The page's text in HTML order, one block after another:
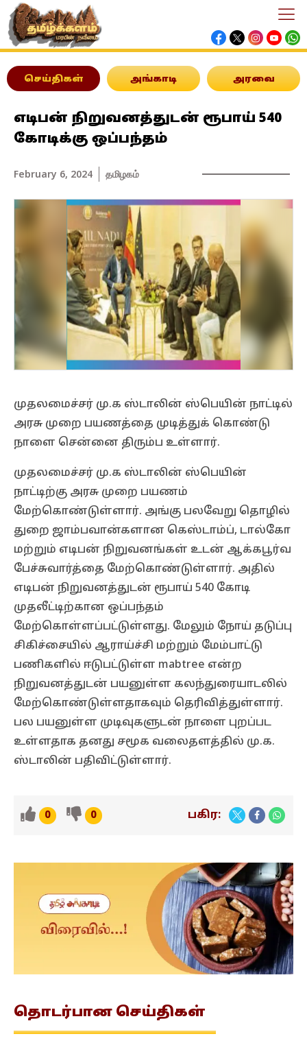
செய்திகள் அங்காடி அரவை
எடிபன் நிறுவனத்துடன் ரூபாய் 540
கோடிக்கு ஒப்பந்தம்
February 6, 2024 தமிழகம்
முதலமைச்சர் மு.க ஸ்டாலின் ஸ்பெயின் நாட்டில்
அரசு முறை பயணத்தை முடித்துக் கொண்டு
நாளை சென்னை திரும்ப உள்ளார்.
முதலமைச்சர் மு.க ஸ்டாலின் ஸ்பெயின்
நாட்டிற்கு அரசு முறை பயணம்
மேற்கொண்டுள்ளார். அங்கு பலவேறு தொழில்
துறை ஜாம்பவான்களான கெஸ்டாம்ப், டால்கோ
மற்றும் எடிபன் நிறுவனங்கள் உடன் ஆக்கபூர்வ
பேச்சுவார்த்தை மேற்கொண்டுள்ளார். அதில்
எடிபன் நிறுவனத்துடன் ரூபாய் 540 கோடி
முதலீட்டிற்கான ஒப்பந்தம்
மேற்கொள்ளப்பட்டுள்ளது. மேலும் நோய் தடுப்பு
சிகிச்சையில் ஆராய்ச்சி மற்றும் மேம்பாட்டு
பணிகளில் ஈடுபட்டுள்ள mabtree என்ற
நிறுவனத்துடன் பயனுள்ள கலந்துரையாடலில்
மேற்கொண்டுள்ளதாகவும் தெரிவித்துள்ளார்.
பல பயனுள்ள முடிவுகளுடன் நாளை புறப்பட
உள்ளதாக தனது சமூக வலைதளத்தில் மு.க.
ஸ்டாலின் பதிவிட்டுள்ளார்.
0 0 பகிர:
தொடர்பான செய்திகள்